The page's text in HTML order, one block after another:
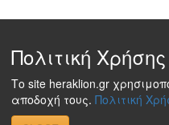
Πολιτική
Το site heraklion.gr
αποδοχή τους. Πολιτική